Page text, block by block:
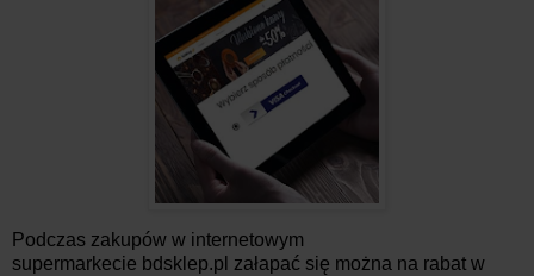
Podczas zakupów w internetowym
supermarkecie bdsklep.pl załapać się można na rabat w